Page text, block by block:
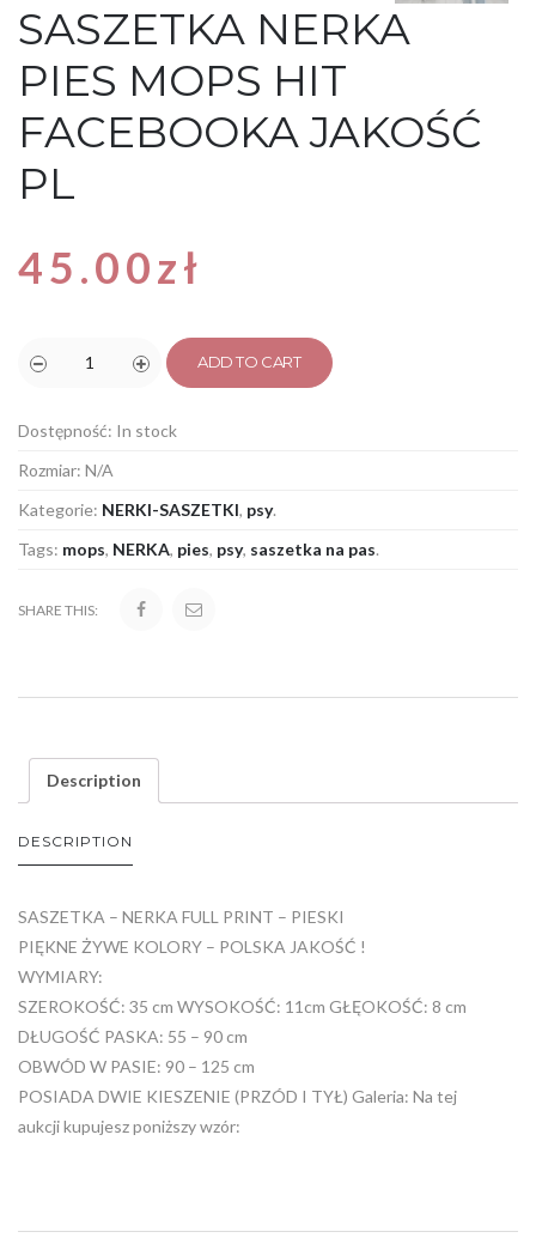
SASZETKA NERKA
PIES MOPS HIT
FACEBOOKA JAKOŚĆ
PL
45.00zł
ADD TO CART
Dostępność: In stock
Rozmiar: N/A
Kategorie: NERKI-SASZETKI, psy.
Tags: mops, NERKA, pies, psy, saszetka na pas.
SHARE THIS:
Description
DESCRIPTION
SASZETKA – NERKA FULL PRINT – PIESKI
PIĘKNE ŻYWE KOLORY – POLSKA JAKOŚĆ !
WYMIARY:
SZEROKOŚĆ: 35 cm WYSOKOŚĆ: 11cm GŁĘOKOŚĆ: 8 cm
DŁUGOŚĆ PASKA: 55 – 90 cm
OBWÓD W PASIE: 90 – 125 cm
POSIADA DWIE KIESZENIE (PRZÓD I TYŁ) Galeria: Na tej
aukcji kupujesz poniższy wzór: